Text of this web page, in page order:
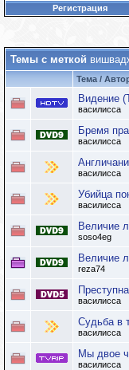
Регистрация
Темы с меткой
Тема /
Видение
василисса
Бремя
василисса
василисса
Убийца
василисса
Величие
soso4eg
Величие
reza74
василисса
Судьба в
василисса
Мы двое
василисса